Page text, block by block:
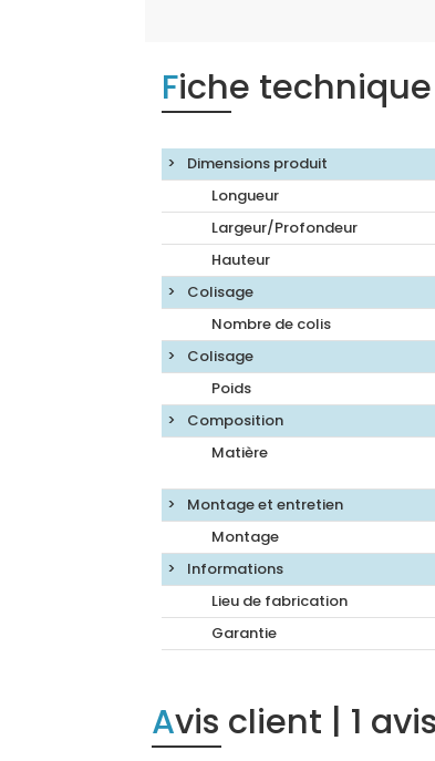
Fiche
Dimensions produit
Longueur
Largeur/Profondeur
Hauteur
Colisage
Nombre de colis
Colisage
Poids
Composition
Matière
Montage et entretien
Montage
Informations
Lieu de fabrication
Garantie
Avis client | 1 avis